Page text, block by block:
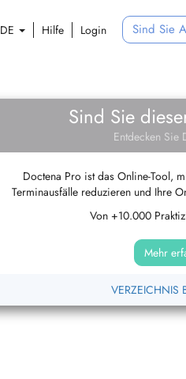
DE Hilfe Login Sind Sie
Sind Sie
Entdecken Sie
Doctena Pro ist das Online-Tool,
Terminausfälle reduzieren und Ihre
Von +10.000
Mehr
VERZEICHNIS